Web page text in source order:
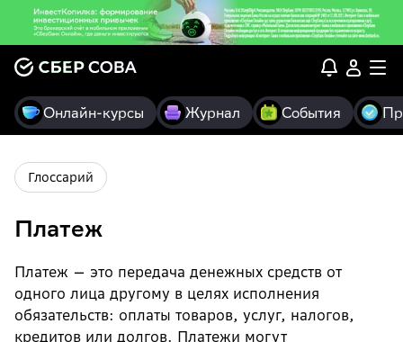
Онлайн-курсы Журнал События
Глоссарий
Платеж
Платеж — это передача денежных средств от
одного лица другому в целях исполнения
обязательств: оплаты товаров, услуг, налогов,
кредитов или долгов. Платежи могут